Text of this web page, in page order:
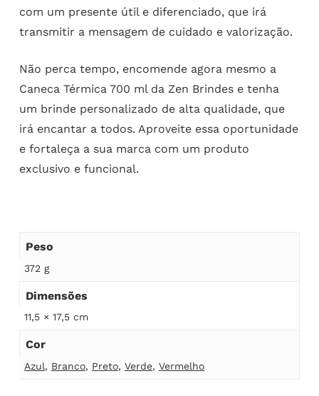
com um presente útil e diferenciado, que irá
transmitir a mensagem de cuidado e valorização.
Não perca tempo, encomende agora mesmo a
Caneca Térmica 700 ml da Zen Brindes e tenha
um brinde personalizado de alta qualidade, que
irá encantar a todos. Aproveite essa oportunidade
e fortaleça a sua marca com um produto
exclusivo e funcional.
Peso
372 g
Dimensões
11,5 × 17,5 cm
Cor
Azul, Branco, Preto, Verde, Vermelho